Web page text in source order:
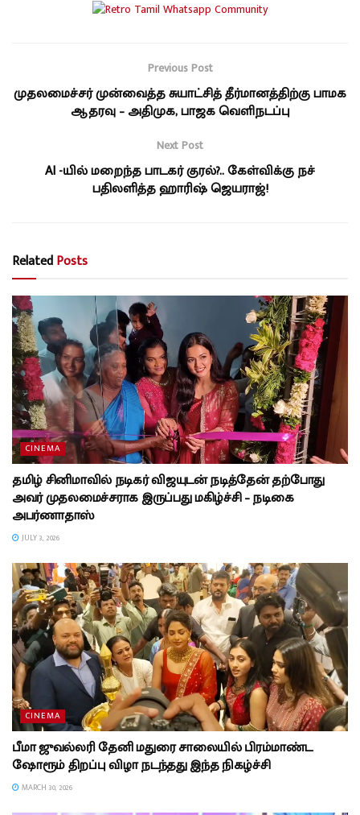
Previous Post
முதலமைச்சர் முன்வைத்த சுயாட்சித் தீர்மானத்திற்கு பாமக
ஆதரவு – அதிமுக, பாஜக வெளிநடப்பு
Next Post
AI -யில் மறைந்த பாடகர் குரல்?.. கேள்விக்கு நச்
பதிலளித்த ஹாரிஷ் ஜெயராஜ்!
RelatedPosts
CINEMA
தமிழ் சினிமாவில் நடிகர் விஜயுடன் நடித்தேன் தற்போது
அவர் முதலமைச்சராக இருப்பது மகிழ்ச்சி – நடிகை
அபர்ணாதாஸ்
JULY 3, 2026
CINEMA
பீமா ஜுவல்லரி தேனி மதுரை சாலையில் பிரம்மாண்ட
ஷோரூம் திறப்பு விழா நடந்தது இந்த நிகழ்ச்சி
MARCH 30, 2026